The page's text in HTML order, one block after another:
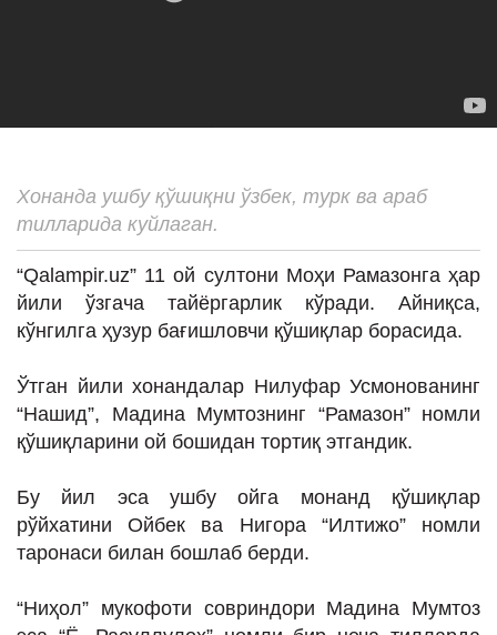
Реклама
СПОРТ
ТЕХНОЛОГИЯ
Хонанда ушбу қўшиқни ўзбек, турк ва араб
тилларида куйлаган.
“Qalampir.uz” 11 ой султони Моҳи Рамазонга ҳар
йили ўзгача тайёргарлик кўради. Айниқса,
кўнгилга ҳузур бағишловчи қўшиқлар борасида.
Ўтган йили хонандалар Нилуфар Усмонованинг
“Нашид”, Мадина Мумтознинг “Рамазон” номли
қўшиқларини ой бошидан тортиқ этгандик.
Бу йил эса ушбу ойга монанд қўшиқлар
рўйхатини Ойбек ва Нигора “Илтижо” номли
таронаси билан бошлаб берди.
“Ниҳол” мукофоти совриндори Мадина Мумтоз